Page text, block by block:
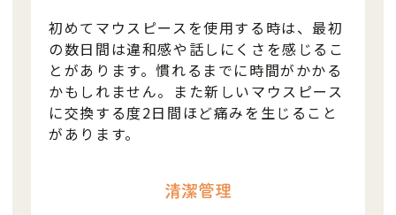
初めてマウスピースを使用する時は、最初
の数日間は違和感や話しにくさを感じるこ
とがあります。慣れるまでに時間がかかる
かもしれません。また新しいマウスピース
に交換する度2日間ほど痛みを生じること
があります。
清潔管理